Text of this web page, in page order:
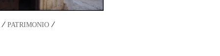
/ PATRIMONIO /